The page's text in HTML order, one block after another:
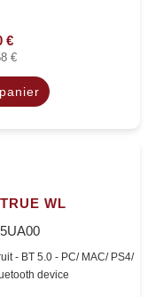
€
€
WL
- BT 5.0 - PC/ MAC/ PS4/
device